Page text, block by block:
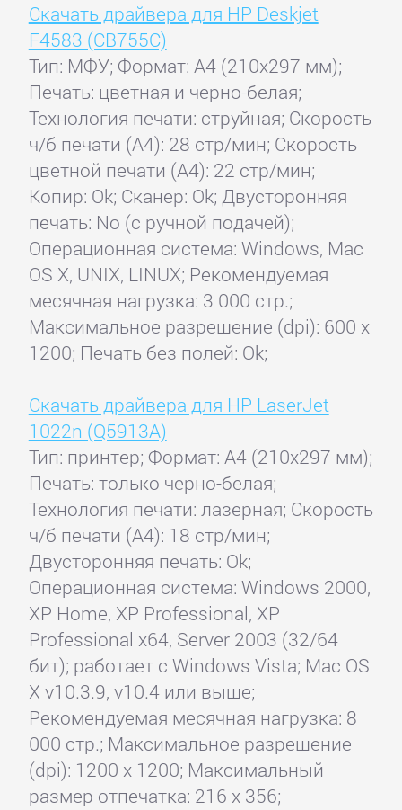
Скачать драйвера для HP Deskjet
F4583 (CB755C)
Тип: МФУ; Формат: A4 (210x297 мм);
Печать: цветная и черно-белая;
Технология печати: струйная; Скорость
ч/б печати (А4): 28 стр/мин; Скорость
цветной печати (А4): 22 стр/мин;
Копир: Ok; Сканер: Ok; Двусторонняя
печать: No (с ручной подачей);
Операционная система: Windows, Mac
OS X, UNIX, LINUX; Рекомендуемая
месячная нагрузка: 3 000 стр.;
Максимальное разрешение (dpi): 600 x
1200; Печать без полей: Ok;
Скачать драйвера для HP LaserJet
1022n (Q5913A)
Тип: принтер; Формат: A4 (210x297 мм);
Печать: только черно-белая;
Технология печати: лазерная; Скорость
ч/б печати (А4): 18 стр/мин;
Двусторонняя печать: Ok;
Операционная система: Windows 2000,
XP Home, XP Professional, XP
Professional x64, Server 2003 (32/64
бит); работает с Windows Vista; Mac OS
X v10.3.9, v10.4 или выше;
Рекомендуемая месячная нагрузка: 8
000 стр.; Максимальное разрешение
(dpi): 1200 x 1200; Максимальный
размер отпечатка: 216 x 356;